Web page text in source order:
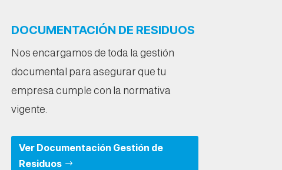
DOCUMENTACIÓN DE RESIDUOS
Nos encargamos de toda la gestión
documental para asegurar que tu
empresa cumple con la normativa
vigente.
Ver Documentación Gestión de
Residuos